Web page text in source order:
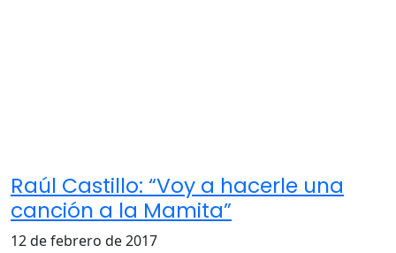
Raúl Castillo: “Voy a hacerle una
canción a la Mamita”
12 de febrero de 2017